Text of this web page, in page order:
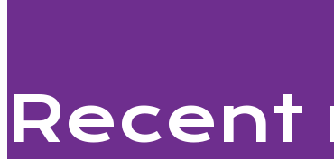
Recent